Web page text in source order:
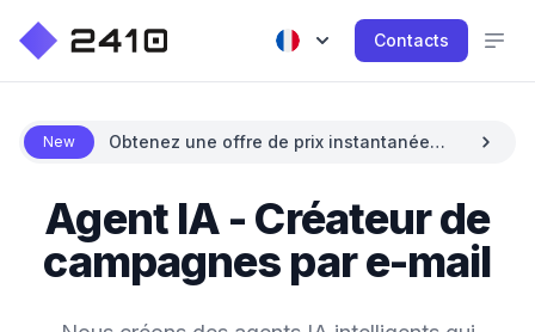
Contacts
New
Obtenez une offre de prix instantanée
Agent IA - Créateur de
campagnes par e-mail